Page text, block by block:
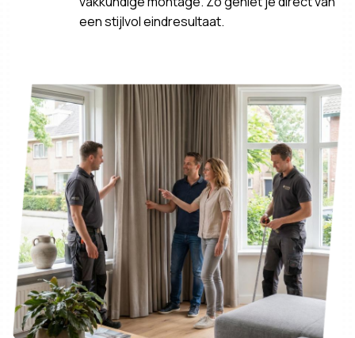
een stijlvol eindresultaat.